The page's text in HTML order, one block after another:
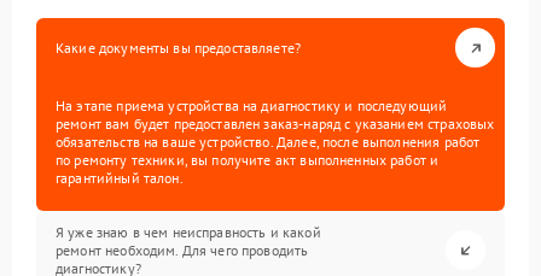
Какие документы вы предоставляете?
На этапе приема устройства на диагностику и последующий
ремонт вам будет предоставлен заказ-наряд с указанием страховых
обязательств на ваше устройство. Далее, после выполнения работ
по ремонту техники, вы получите акт выполненных работ и
гарантийный талон.
Я уже знаю в чем неисправность и какой
ремонт необходим. Для чего проводить
диагностику?